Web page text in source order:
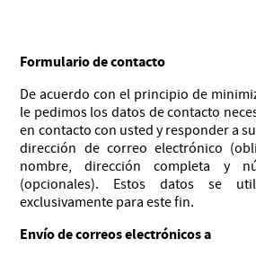
Formulario de contacto
De acuerdo con el principio de
le pedimos los datos de contacto
en contacto con usted y responder a
dirección de correo electrónico
nombre, dirección completa y
(opcionales). Estos datos se
exclusivamente para este fin.
Envío de correos electrónicos a